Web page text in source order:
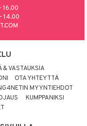
16.00
14.00
& VASTAUKSIA
OTA YHTEYTTÄ
MYYNTIEHDOT
KUMPPANIKSI